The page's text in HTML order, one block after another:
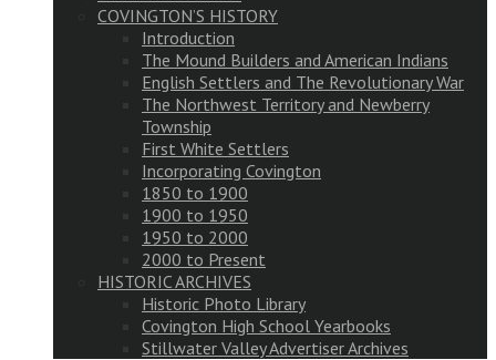
COVINGTON’S HISTORY
Introduction
The Mound Builders and American Indians
English Settlers and The Revolutionary War
The Northwest Territory and Newberry
Township
First White Settlers
Incorporating Covington
1850 to 1900
1900 to 1950
1950 to 2000
2000 to Present
HISTORIC ARCHIVES
Historic Photo Library
Covington High School Yearbooks
Stillwater Valley Advertiser Archives